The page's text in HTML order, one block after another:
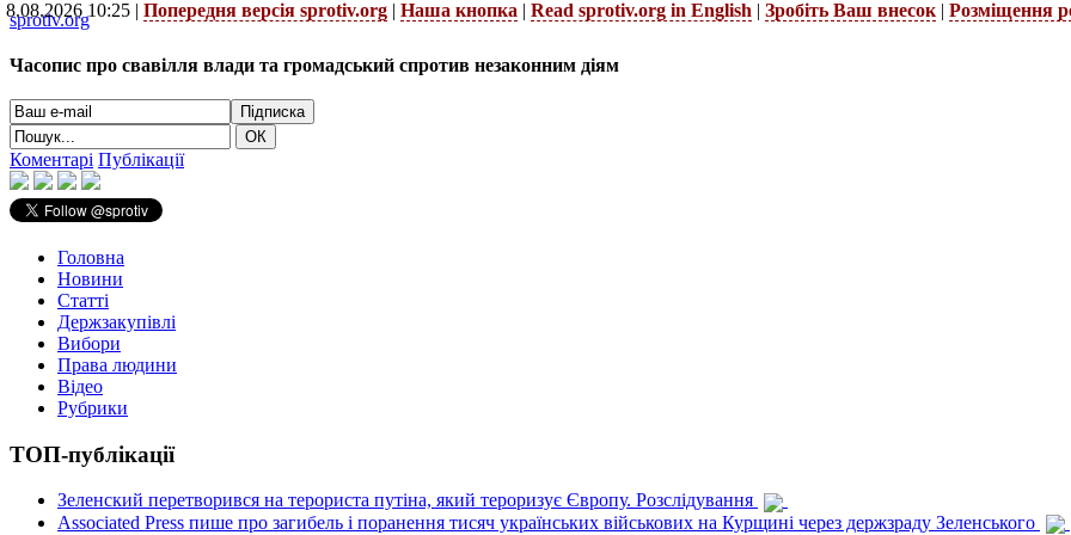
8.08.2026 10:25 | Попередня версія sprotiv.org | Наша кнопка | Read sprotiv.org in English | Зробіть Ваш внесок | Розміщення
sprotiv.org
Часопис про свавілля влади та громадський спротив незаконним діям
Коментарі Публікації
Головна
Новини
Статті
Держзакупівлі
Вибори
Права людини
Відео
Рубрики
ТОП-публікації
Зеленский перетворився на терориста путіна, який тероризує Європу. Розслідування
Associated Press пише про загибель і поранення тисяч українських військових на Курщині через держзраду Зеленського